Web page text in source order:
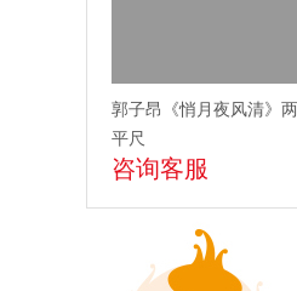
郭子昂《悄月夜风清》两
平尺
咨询客服